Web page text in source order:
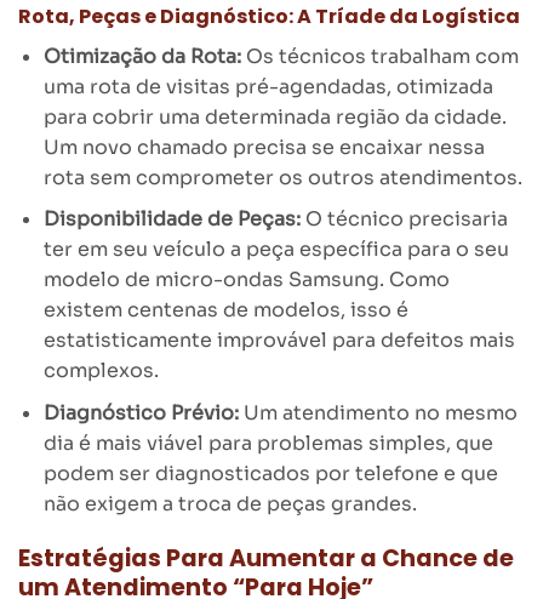
Rota, Peças e Diagnóstico: A Tríade da Logística
Otimização da Rota:Os técnicos trabalham com
uma rota de visitas pré-agendadas, otimizada
para cobrir uma determinada região da cidade.
Um novo chamado precisa se encaixar nessa
rota sem comprometer os outros atendimentos.
Disponibilidade de Peças:O técnico precisaria
ter em seu veículo a peça específica para o seu
modelo de micro-ondas Samsung. Como
existem centenas de modelos, isso é
estatisticamente improvável para defeitos mais
complexos.
Diagnóstico Prévio:Um atendimento no mesmo
dia é mais viável para problemas simples, que
podem ser diagnosticados por telefone e que
não exigem a troca de peças grandes.
Estratégias Para Aumentar a Chance de
um Atendimento “Para Hoje”